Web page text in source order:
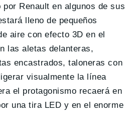
por Renault en algunos de sus
lleno de pequeños
aire con efecto 3D en el
las aletas delanteras,
encastrados, taloneras con
visualmente la línea
el protagonismo recaerá en
una tira LED y en el enorme